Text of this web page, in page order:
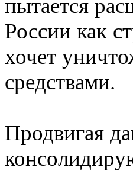
пытается
России как
хочет
средствами.
Продвигая